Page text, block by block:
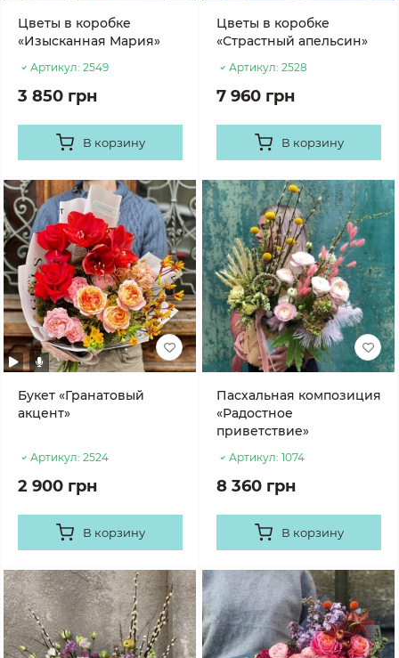
Цветы в коробке
«Изысканная Мария»
Артикул: 2549
3 850 грн
В корзину
Цветы в коробке
«Страстный апельсин»
Артикул: 2528
7 960 грн
В корзину
Букет «Гранатовый
акцент»
Артикул: 2524
2 900 грн
В корзину
Пасхальная композиция
«Радостное
приветствие»
Артикул: 1074
8 360 грн
В корзину